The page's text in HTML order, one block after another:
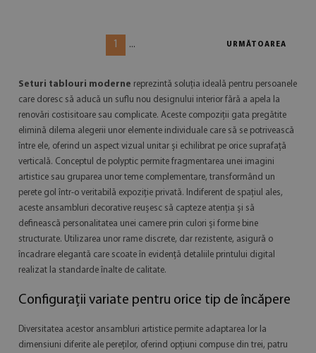
1 ... URMĂTOAREA
Seturi tablouri moderne reprezintă soluția ideală pentru persoanele
care doresc să aducă un suflu nou designului interior fără a apela la
renovări costisitoare sau complicate. Aceste compoziții gata pregătite
elimină dilema alegerii unor elemente individuale care să se potrivească
între ele, oferind un aspect vizual unitar și echilibrat pe orice suprafață
verticală. Conceptul de polyptic permite fragmentarea unei imagini
artistice sau gruparea unor teme complementare, transformând un
perete gol într-o veritabilă expoziție privată. Indiferent de spațiul ales,
aceste ansambluri decorative reușesc să capteze atenția și să
definească personalitatea unei camere prin culori și forme bine
structurate. Utilizarea unor rame discrete, dar rezistente, asigură o
încadrare elegantă care scoate în evidență detaliile printului digital
realizat la standarde înalte de calitate.
Configurații variate pentru orice tip de încăpere
Diversitatea acestor ansambluri artistice permite adaptarea lor la
dimensiuni diferite ale pereților, oferind opțiuni compuse din trei, patru